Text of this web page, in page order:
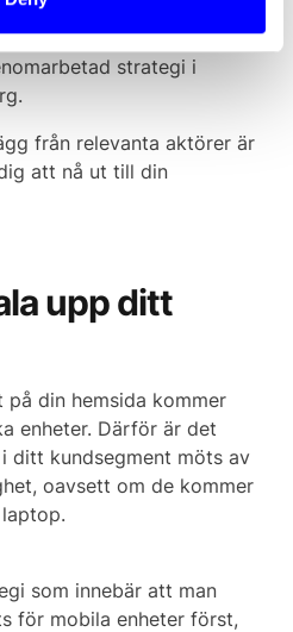
kommer det att fungera
länkbyggande görs
strategi i
från relevanta aktörer är
att nå ut till din
upp ditt
på din hemsida kommer
enheter. Därför är det
ditt kundsegment möts av
oavsett om de kommer
som innebär att man
för mobila enheter först,